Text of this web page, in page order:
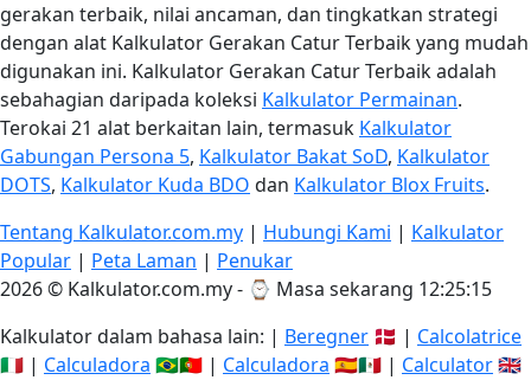
gerakan terbaik, nilai ancaman, dan tingkatkan strategi
dengan alat Kalkulator Gerakan Catur Terbaik yang mudah
digunakan ini. Kalkulator Gerakan Catur Terbaik adalah
sebahagian daripada koleksi Kalkulator Permainan.
Terokai 21 alat berkaitan lain, termasuk Kalkulator
Gabungan Persona 5, Kalkulator Bakat SoD, Kalkulator
DOTS, Kalkulator Kuda BDO dan Kalkulator Blox Fruits.
Tentang Kalkulator.com.my | Hubungi Kami | Kalkulator
Popular | Peta Laman | Penukar
2026 © Kalkulator.com.my - ⌚ Masa sekarang 12:25:16
Kalkulator dalam bahasa lain: | Beregner 🇩🇰 | Calcolatrice
🇮🇹 | Calculadora 🇧🇷🇵🇹 | Calculadora 🇪🇸🇲🇽 | Calculator🇬🇧